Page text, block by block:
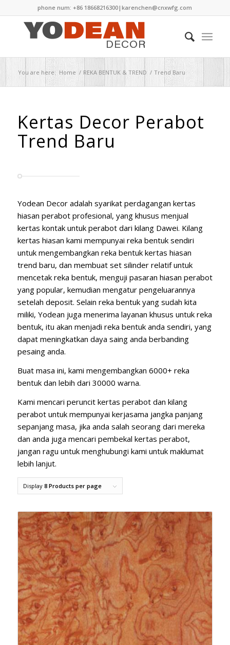
phone num: +86 18668216300|karenchen@cnxwfg.com
You are here: Home / REKA BENTUK & TREND / Trend Baru
Kertas Decor Perabot
Trend Baru
Yodean Decor adalah syarikat perdagangan kertas
hiasan perabot profesional, yang khusus menjual
kertas kontak untuk perabot dari kilang Dawei. Kilang
kertas hiasan kami mempunyai reka bentuk sendiri
untuk mengembangkan reka bentuk kertas hiasan
trend baru, dan membuat set silinder relatif untuk
mencetak reka bentuk, menguji pasaran hiasan perabot
yang popular, kemudian mengatur pengeluarannya
setelah deposit. Selain reka bentuk yang sudah kita
miliki, Yodean juga menerima layanan khusus untuk reka
bentuk, itu akan menjadi reka bentuk anda sendiri, yang
dapat meningkatkan daya saing anda berbanding
pesaing anda.
Buat masa ini, kami mengembangkan 6000+ reka
bentuk dan lebih dari 30000 warna.
Kami mencari peruncit kertas perabot dan kilang
perabot untuk mempunyai kerjasama jangka panjang
sepanjang masa, jika anda salah seorang dari mereka
dan anda juga mencari pembekal kertas perabot,
jangan ragu untuk menghubungi kami untuk maklumat
lebih lanjut.
Display 8 Products per page